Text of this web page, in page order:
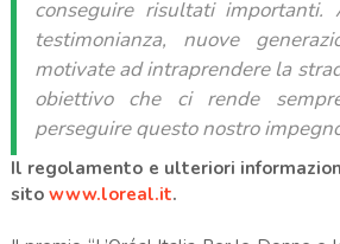
conseguire risultati importanti.
testimonianza, nuove
motivate ad intraprendere la
obiettivo che ci rende
perseguire questo nostro
Il regolamento e ulteriori
sito www.loreal.it.